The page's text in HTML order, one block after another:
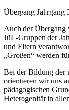
Übergang Jahrgang
Auch der Übergang
JüL-Gruppen der
und Eltern
„Großen“ werden
Bei der Bildung der
orientieren wir uns
pädagogischen
Heterogenität in